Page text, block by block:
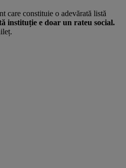
care constituie o adevărată listă
instituție e doar un rateu social.